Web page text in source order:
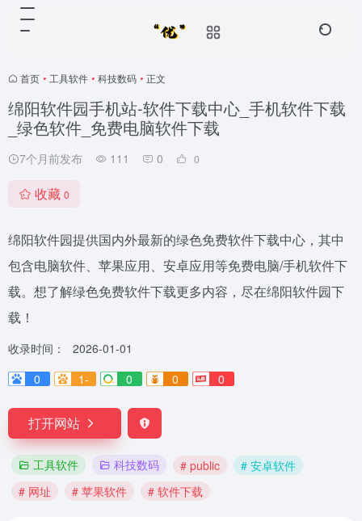
首页 • 工具软件 • 科技数码 • 正文
绵阳软件园手机站-软件下载中心_手机软件下载
_绿色软件_免费电脑软件下载
7个月前发布 111 0 0
收藏 0
绵阳软件园提供国内外最新的绿色免费软件下载中心，其中
包含电脑软件、苹果应用、安卓应用等免费电脑/手机软件下
载。想了解绿色免费软件下载更多内容，尽在绵阳软件园下
载！
收录时间：
2026-01-01
0
1- 0 0 0
打开网站
工具软件 科技数码 # public
# 安卓软件
# 网址
# 苹果软件 # 软件下载